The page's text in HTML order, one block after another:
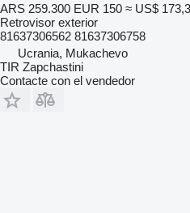
ARS 259.300 EUR 150 ≈ US$
Retrovisor exterior
81637306562 81637306758
Ucrania, Mukachevo
TIR Zapchastini
Contacte con el vendedor